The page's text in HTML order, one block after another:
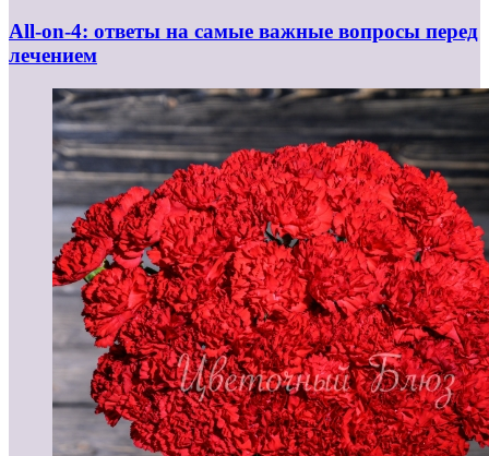
All-on-4: ответы на самые важные вопросы перед
лечением